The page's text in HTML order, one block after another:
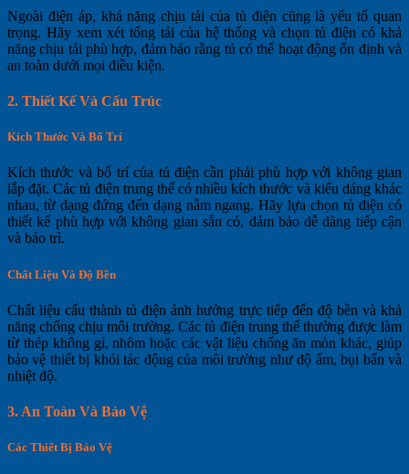
Ngoài điện áp, khả năng chịu tải của tủ điện cũng là yếu tố quan
trọng. Hãy xem xét tổng tải của hệ thống và chọn tủ điện có khả
năng chịu tải phù hợp, đảm bảo rằng tủ có thể hoạt động ổn định và
an toàn dưới mọi điều kiện.
2. Thiết Kế Và Cấu Trúc
Kích Thước Và Bố Trí
Kích thước và bố trí của tủ điện cần phải phù hợp với không gian
lắp đặt. Các tủ điện trung thế có nhiều kích thước và kiểu dáng khác
nhau, từ dạng đứng đến dạng nằm ngang. Hãy lựa chọn tủ điện có
thiết kế phù hợp với không gian sẵn có, đảm bảo dễ dàng tiếp cận
và bảo trì.
Chất Liệu Và Độ Bền
Chất liệu cấu thành tủ điện ảnh hưởng trực tiếp đến độ bền và khả
năng chống chịu môi trường. Các tủ điện trung thế thường được làm
từ thép không gỉ, nhôm hoặc các vật liệu chống ăn mòn khác, giúp
bảo vệ thiết bị khỏi tác động của môi trường như độ ẩm, bụi bẩn và
nhiệt độ.
3. An Toàn Và Bảo Vệ
Các Thiết Bị Bảo Vệ